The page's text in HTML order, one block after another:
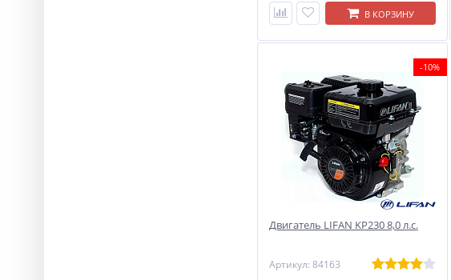
В КОРЗИНУ
-10%
Двигатель LIFAN KP230 8,0 л.с.
Артикул: 84163